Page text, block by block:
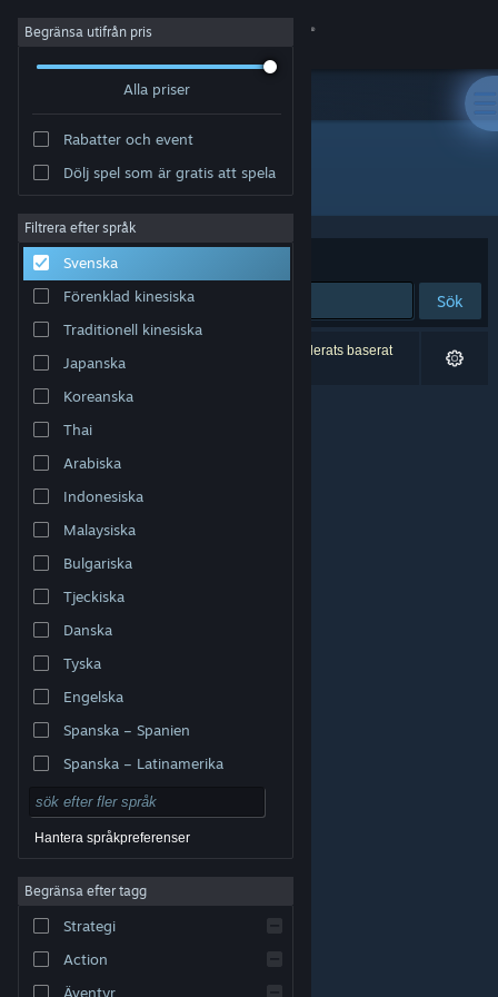
Logga in
Om
Support
Byt språk
Skaffa Steams mobilapp
Se skrivbordswebbplats
varumärken tillhör respektive ägare i USA och andra
Tillgänglighet
Återbetalningar|
Begränsa utifrån pris
Alla priser
Rabatter och event
Dölj spel som är gratis att spela
Filtrera efter språk
Svenska
Förenklad kinesiska
Traditionell kinesiska
Japanska
Koreanska
Thai
Arabiska
Indonesiska
Malaysiska
Bulgariska
Tjeckiska
Danska
Tyska
Engelska
Spanska – Spanien
Spanska – Latinamerika
Hantera språkpreferenser
Begränsa efter tagg
Strategi
Action
Äventyr
Utvecklare: Edvar Studio
Sortera efter Relevans
Sök
0 träffar matchade din sökning. 5 titlar har exkluderats baserat
på dina preferenser.